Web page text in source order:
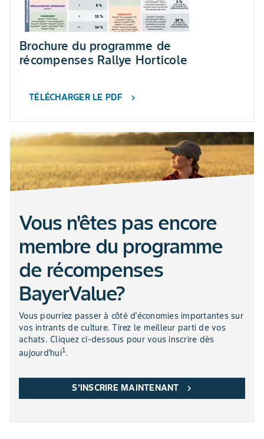
Brochure du programme de
récompenses Rallye Horticole
TÉLÉCHARGER LE PDF chevron_right
Vous n'êtes pas encore
membre du programme
de récompenses
BayerValue?
Vous pourriez passer à côté d'économies importantes sur
vos intrants de culture. Tirez le meilleur parti de vos
achats. Cliquez ci-dessous pour vous inscrire dès
aujourd'hui1.
S’INSCRIRE MAINTENANT chevron_right